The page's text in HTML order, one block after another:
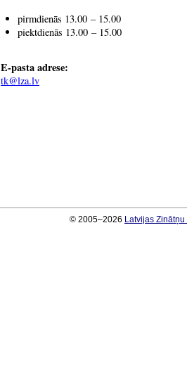
pirmdienās 13.00 – 15.00
piektdienās 13.00 – 15.00
E-pasta adrese:
tk@lza.lv
© 2005–2026 Latvijas